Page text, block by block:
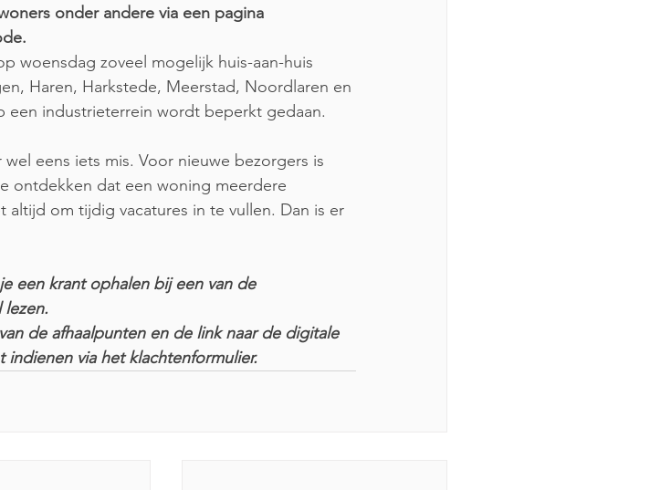
onder andere via een pagina
woensdag zoveel mogelijk huis-aan-huis
Haren, Harkstede, Meerstad, Noordlaren en
een industrieterrein wordt beperkt gedaan.
eens iets mis. Voor nieuwe bezorgers is
ontdekken dat een woning meerdere
om tijdig vacatures in te vullen. Dan is er
een krant ophalen bij een van de
de afhaalpunten en de link naar de digitale
via het klachtenformulier.